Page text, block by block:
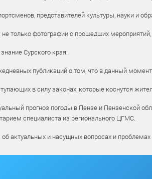
представителей культуры, науки и
только фотографии с прошедших
Сурского края.
публикаций о том, что в данный
в силу законах, которые коснутся
прогноз погоды в Пензе и Пензенской
специалиста из регионального ЦГМС.
актуальных и насущных вопросах и проблемах